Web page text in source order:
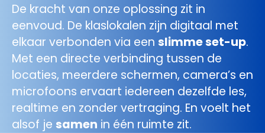
De kracht van onze oplossing zit in
eenvoud. De klaslokalen zijn digitaal met
elkaar verbonden via een slimme set-up.
Met een directe verbinding tussen de
locaties, meerdere schermen, camera’s en
microfoons ervaart iedereen dezelfde les,
realtime en zonder vertraging. En voelt het
alsof je samen in één ruimte zit.